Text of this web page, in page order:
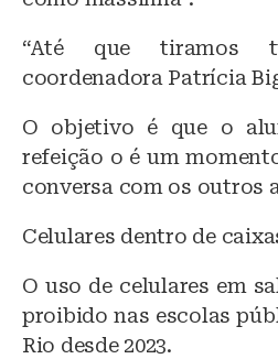
“Até que tiramos
coordenadora Patrícia
O objetivo é que o
refeição o é um
conversa com os outros
Celulares dentro de
O uso de celulares em
proibido nas escolas
Rio desde 2023.